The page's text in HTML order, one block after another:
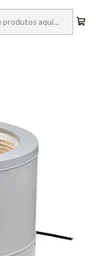
de Aquecimento
10000